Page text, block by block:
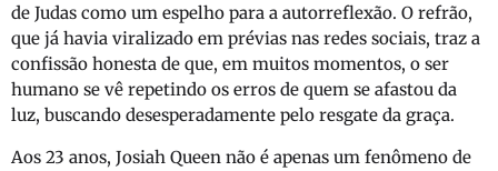
de Judas como um espelho para a autorreflexão. O refrão,
que já havia viralizado em prévias nas redes sociais, traz a
confissão honesta de que, em muitos momentos, o ser
humano se vê repetindo os erros de quem se afastou da
luz, buscando desesperadamente pelo resgate da graça.
Aos 23 anos, Josiah Queen não é apenas um fenômeno de